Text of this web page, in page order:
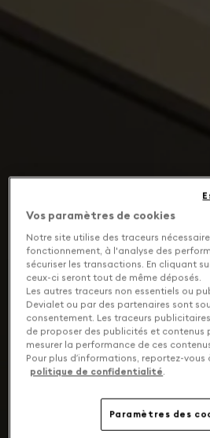
Vos paramètres de cookies
Notre site utilise des traceurs
fonctionnement, à l'analyse des
sécuriser les transactions. En cliquant
ceux-ci seront tout de même déposés.
Les autres traceurs non essentiels ou
Devialet ou par des partenaires sont
consentement. Les traceurs
de proposer des publicités et contenus
mesurer la performance de ces
Pour plus d’informations, reportez-vous
politique de confidentialité.
Paramètres des